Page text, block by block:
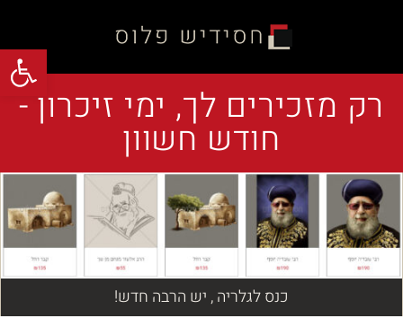
רק מזכירים לך, ימי זיכרון -
חודש חשוון
כנס לגלריה , יש הרבה חדש!